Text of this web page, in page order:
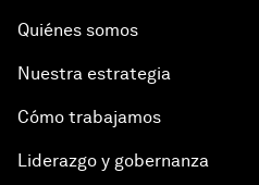
Quiénes somos
Nuestra estrategia
Cómo trabajamos
Liderazgo y gobernanza